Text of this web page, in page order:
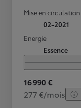
Mise en circulation
02-2021
Energie
Essence
16 990 €
277 €/mois